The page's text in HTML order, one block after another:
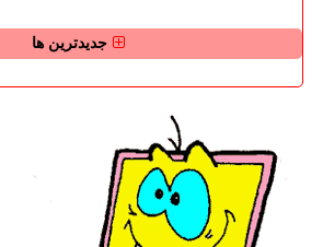
جدیدترین ها